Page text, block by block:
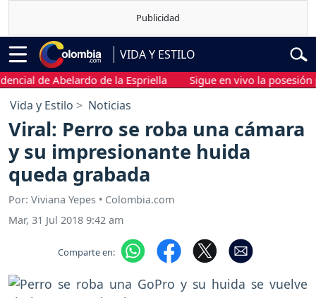
VIDA Y ESTILO
de Abelardo de la Espriella Sigue en vivo la posesión
Vida y Estilo Noticias
Viral: Perro se roba una cámara
y su impresionante huida
queda grabada
Por: Viviana Yepes • Colombia.com
Mar, 31 Jul 2018 9:42 am
Comparte en: